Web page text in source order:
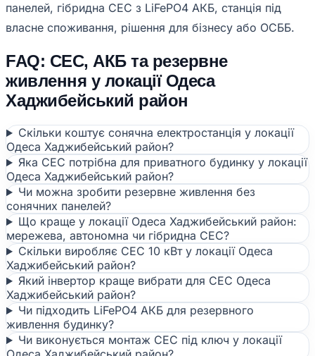
панелей, гібридна СЕС з LiFePO4 АКБ, станція під
власне споживання, рішення для бізнесу або ОСББ.
FAQ: СЕС, АКБ та резервне
живлення у локації Одеса
Хаджибейський район
Скільки коштує сонячна електростанція у локації
Одеса Хаджибейський район?
Яка СЕС потрібна для приватного будинку у локації
Одеса Хаджибейський район?
Чи можна зробити резервне живлення без
сонячних панелей?
Що краще у локації Одеса Хаджибейський район:
мережева, автономна чи гібридна СЕС?
Скільки виробляє СЕС 10 кВт у локації Одеса
Хаджибейський район?
Який інвертор краще вибрати для СЕС Одеса
Хаджибейський район?
Чи підходить LiFePO4 АКБ для резервного
живлення будинку?
Чи виконується монтаж СЕС під ключ у локації